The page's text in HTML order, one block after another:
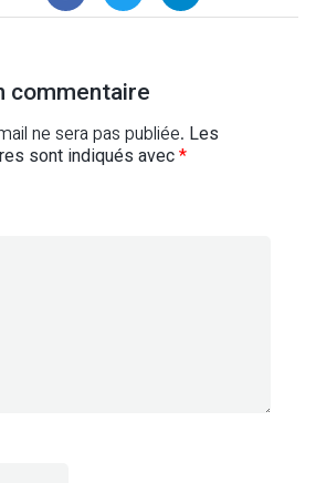
commentaire
ne sera pas publiée. Les
sont indiqués avec*